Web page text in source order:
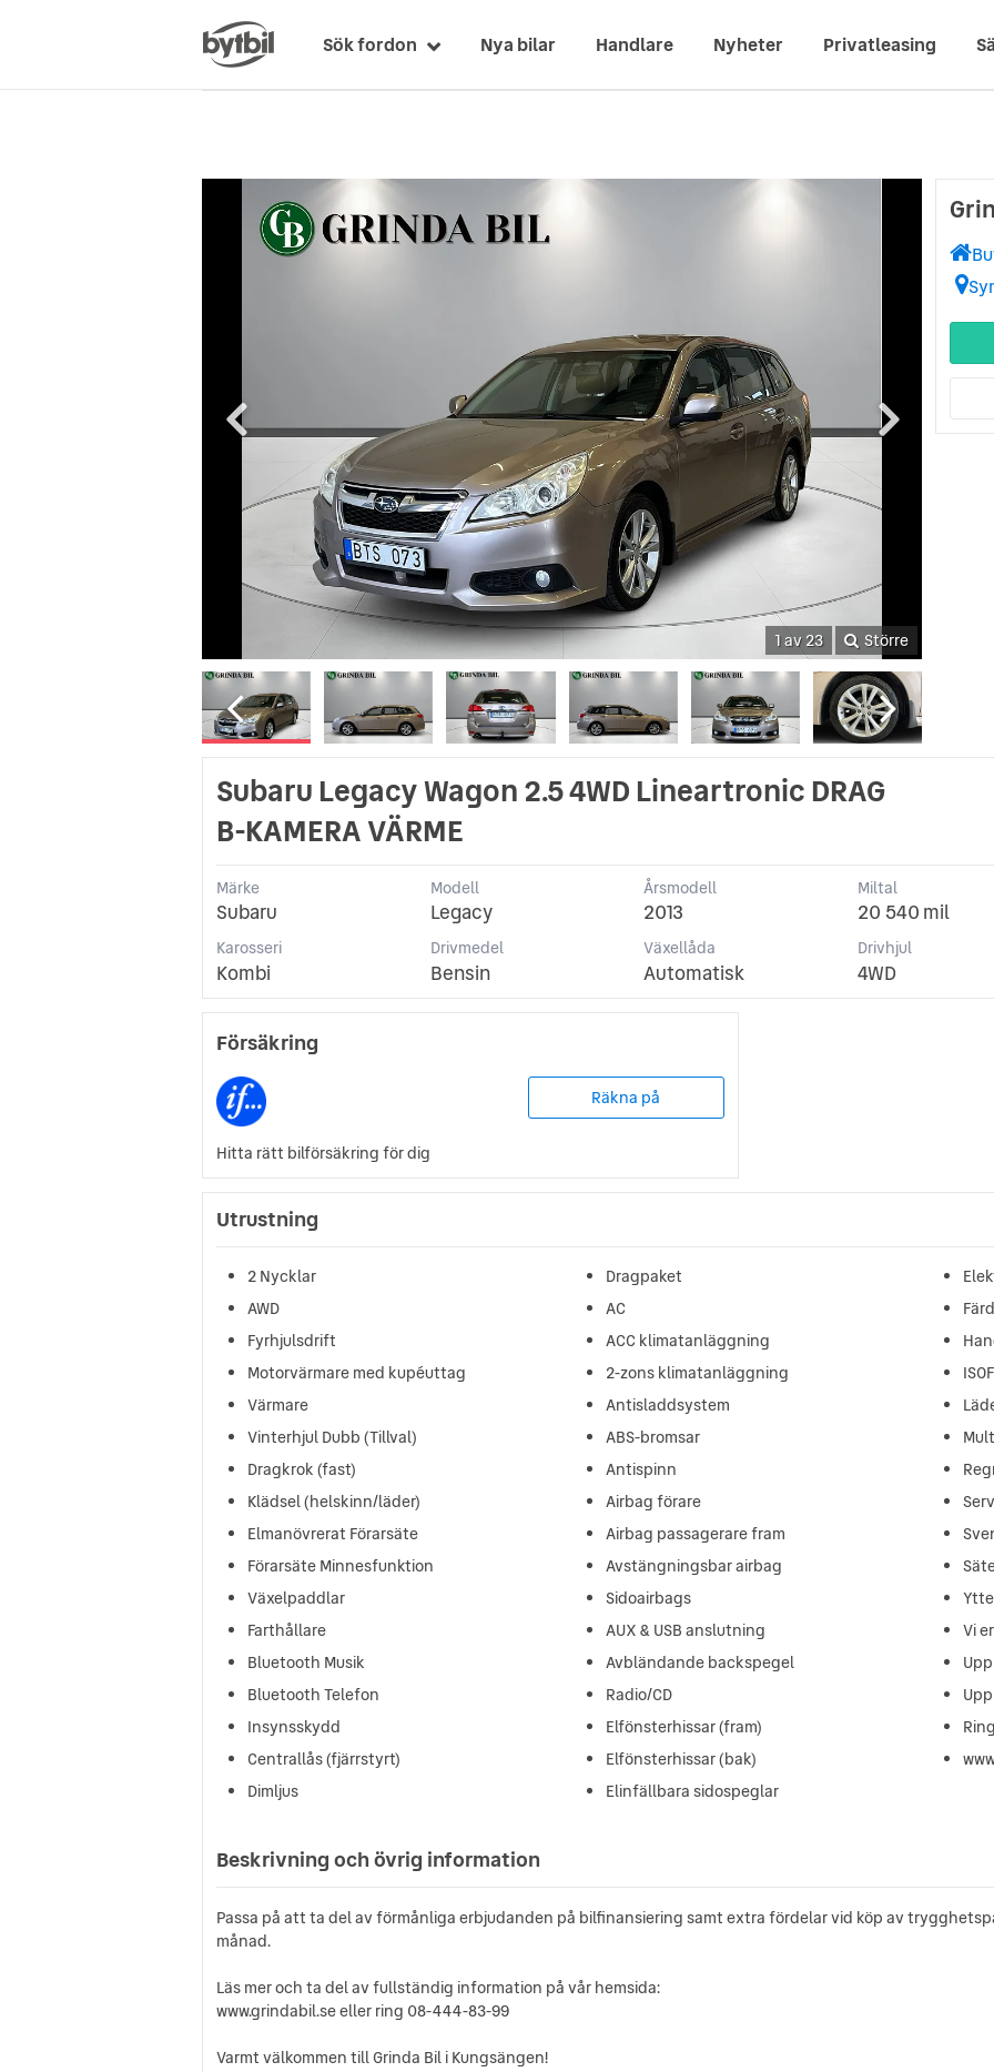
Sök fordon Nya bilar Handlare Nyheter Privatleasing
1 av 23 Större
Subaru Legacy Wagon 2.5 4WD Lineartronic DRAG
B-KAMERA VÄRME
Märke
Subaru
Modell
Legacy
Årsmodell
2013
Miltal
20 540 mil
Karosseri
Kombi
Drivmedel
Bensin
Växellåda
Automatisk
Drivhjul
4WD
Försäkring
Räkna på
Hitta rätt bilförsäkring för dig
Utrustning
2 Nycklar
AWD
Fyrhjulsdrift
Motorvärmare med kupéuttag
Värmare
Vinterhjul Dubb (Tillval)
Dragkrok (fast)
Klädsel (helskinn/läder)
Elmanövrerat Förarsäte
Förarsäte Minnesfunktion
Växelpaddlar
Farthållare
Bluetooth Musik
Bluetooth Telefon
Insynsskydd
Centrallås (fjärrstyrt)
Dimljus
Dragpaket
AC
ACC klimatanläggning
2-zons klimatanläggning
Antisladdsystem
ABS-bromsar
Antispinn
Airbag förare
Airbag passagerare fram
Avstängningsbar airbag
Sidoairbags
AUX & USB anslutning
Avbländande backspegel
Radio/CD
Elfönsterhissar (fram)
Elfönsterhissar (bak)
Elinfällbara sidospeglar
Vi
Beskrivning och övrig information
Passa på att ta del av förmånliga erbjudanden på bilfinansiering samt extra fördelar vid köp av
månad.
Läs mer och ta del av fullständig information på vår hemsida:
www.grindabil.se eller ring 08-444-83-99
Varmt välkommen till Grinda Bil i Kungsängen!